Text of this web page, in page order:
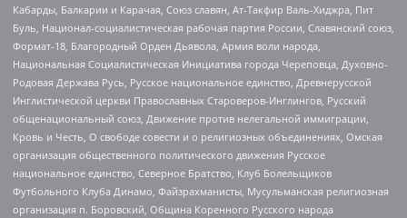
Кабарды, Балкарии и Карачая, Союз славян, Ат-Такфир Валь-Хиджра, Пит
Буль, Национал-социалистическая рабочая партия России, Славянский союз,
Формат-18, Благородный Орден Дьявола, Армия воли народа,
Национальная Социалистическая Инициатива города Череповца, Духовно-
Родовая Держава Русь, Русское национальное единство, Древнерусской
Инглистической церкви Православных Староверов-Инглингов, Русский
общенациональный союз, Движение против нелегальной иммиграции,
Кровь и Честь, О свободе совести и о религиозных объединениях, Омская
организация общественного политического движения Русское
национальное единство, Северное Братство, Клуб Болельщиков
Футбольного Клуба Динамо, Файзрахманисты, Мусульманская религиозная
организация п. Боровский, Община Коренного Русского народа